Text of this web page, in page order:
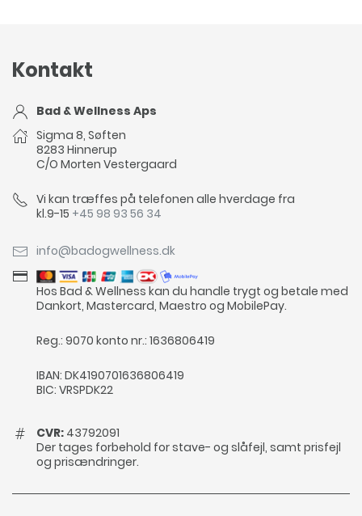
Kontakt
Bad & Wellness Aps
Sigma 8, Søften
8283 Hinnerup
C/O Morten Vestergaard
Vi kan træffes på telefonen alle hverdage fra
kl.9-15 +45 98 93 56 34
info@badogwellness.dk
Hos Bad & Wellness kan du handle trygt og betale med
Dankort, Mastercard, Maestro og MobilePay.
Reg.: 9070 konto nr.: 1636806419
IBAN: DK4190701636806419
BIC: VRSPDK22
CVR: 43792091
Der tages forbehold for stave- og slåfejl, samt prisfejl
og prisændringer.